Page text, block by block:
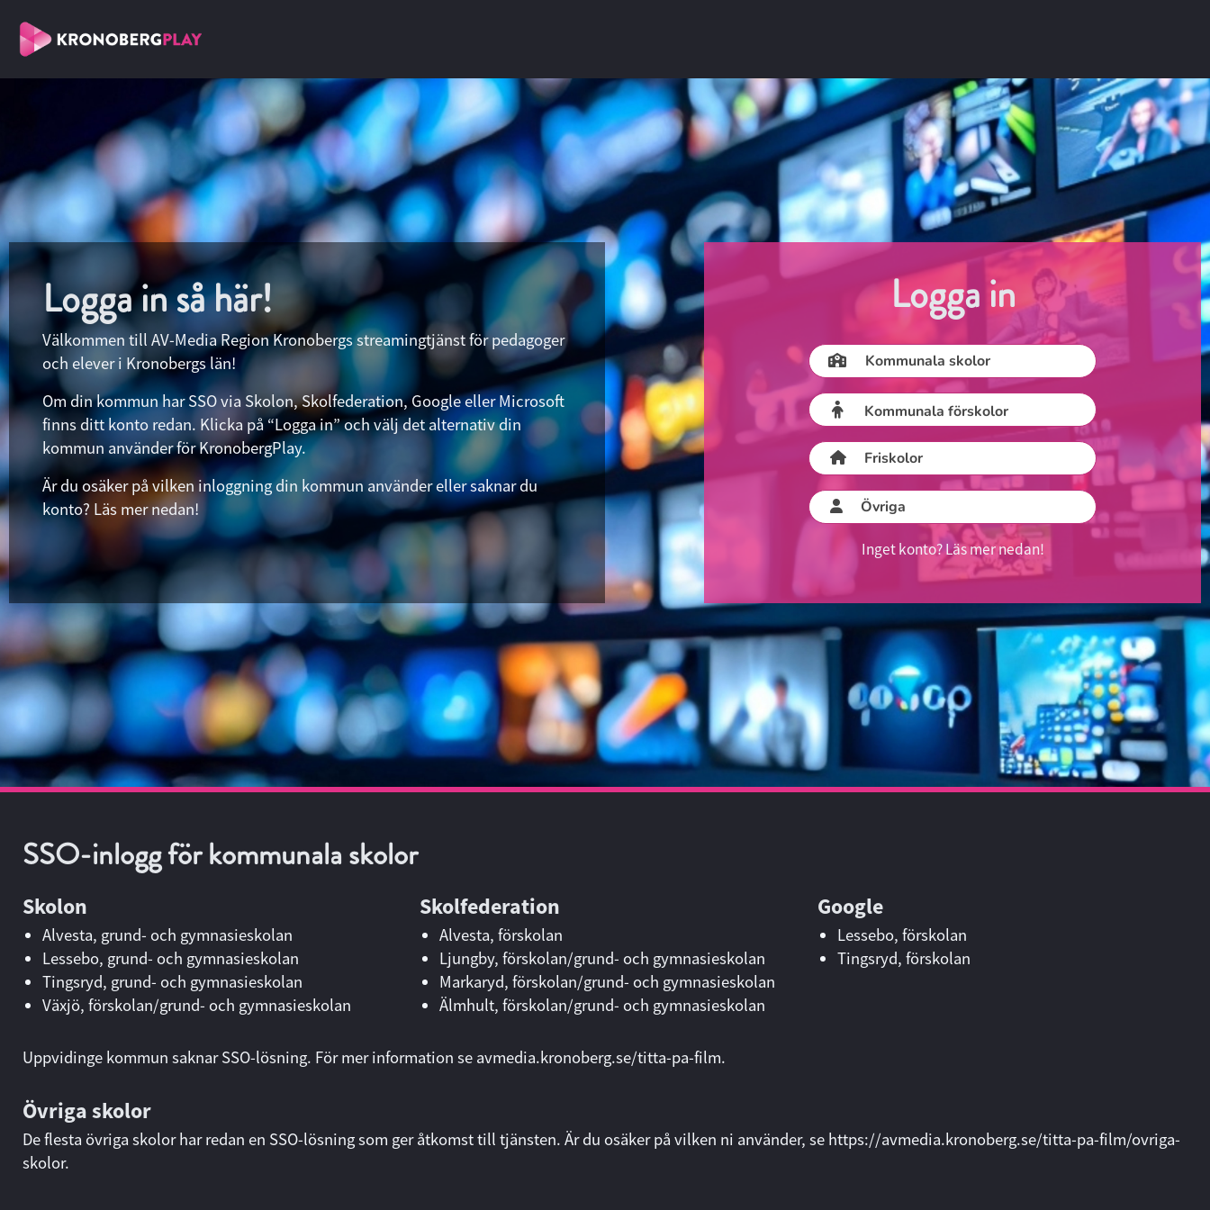
Logga in så här!
Välkommen till AV-Media Region Kronobergs streamingtjänst för pedagoger
och elever i Kronobergs län!
Om din kommun har SSO via Skolon, Skolfederation, Google eller Microsoft
finns ditt konto redan. Klicka på “Logga in” och välj det alternativ din
kommun använder för KronobergPlay.
Är du osäker på vilken inloggning din kommun använder eller saknar du
konto? Läs mer nedan!
Logga in
Kommunala skolor
Kommunala förskolor
Friskolor
Övriga
Inget konto? Läs mer nedan!
SSO-inlogg för kommunala skolor
Skolon
Alvesta, grund- och gymnasieskolan
Lessebo, grund- och gymnasieskolan
Tingsryd, grund- och gymnasieskolan
Växjö, förskolan/grund- och gymnasieskolan
Skolfederation
Alvesta, förskolan
Ljungby, förskolan/grund- och gymnasieskolan
Markaryd, förskolan/grund- och gymnasieskolan
Älmhult, förskolan/grund- och gymnasieskolan
Google
Lessebo, förskolan
Tingsryd, förskolan
Uppvidinge kommun saknar SSO-lösning. För mer information se avmedia.kronoberg.se/titta-pa-film.
Övriga skolor
De flesta övriga skolor har redan en SSO-lösning som ger åtkomst till tjänsten. Är du osäker på vilken ni använder, se https://avmedia.kronoberg.se/titta-pa-film/ovriga-
skolor.